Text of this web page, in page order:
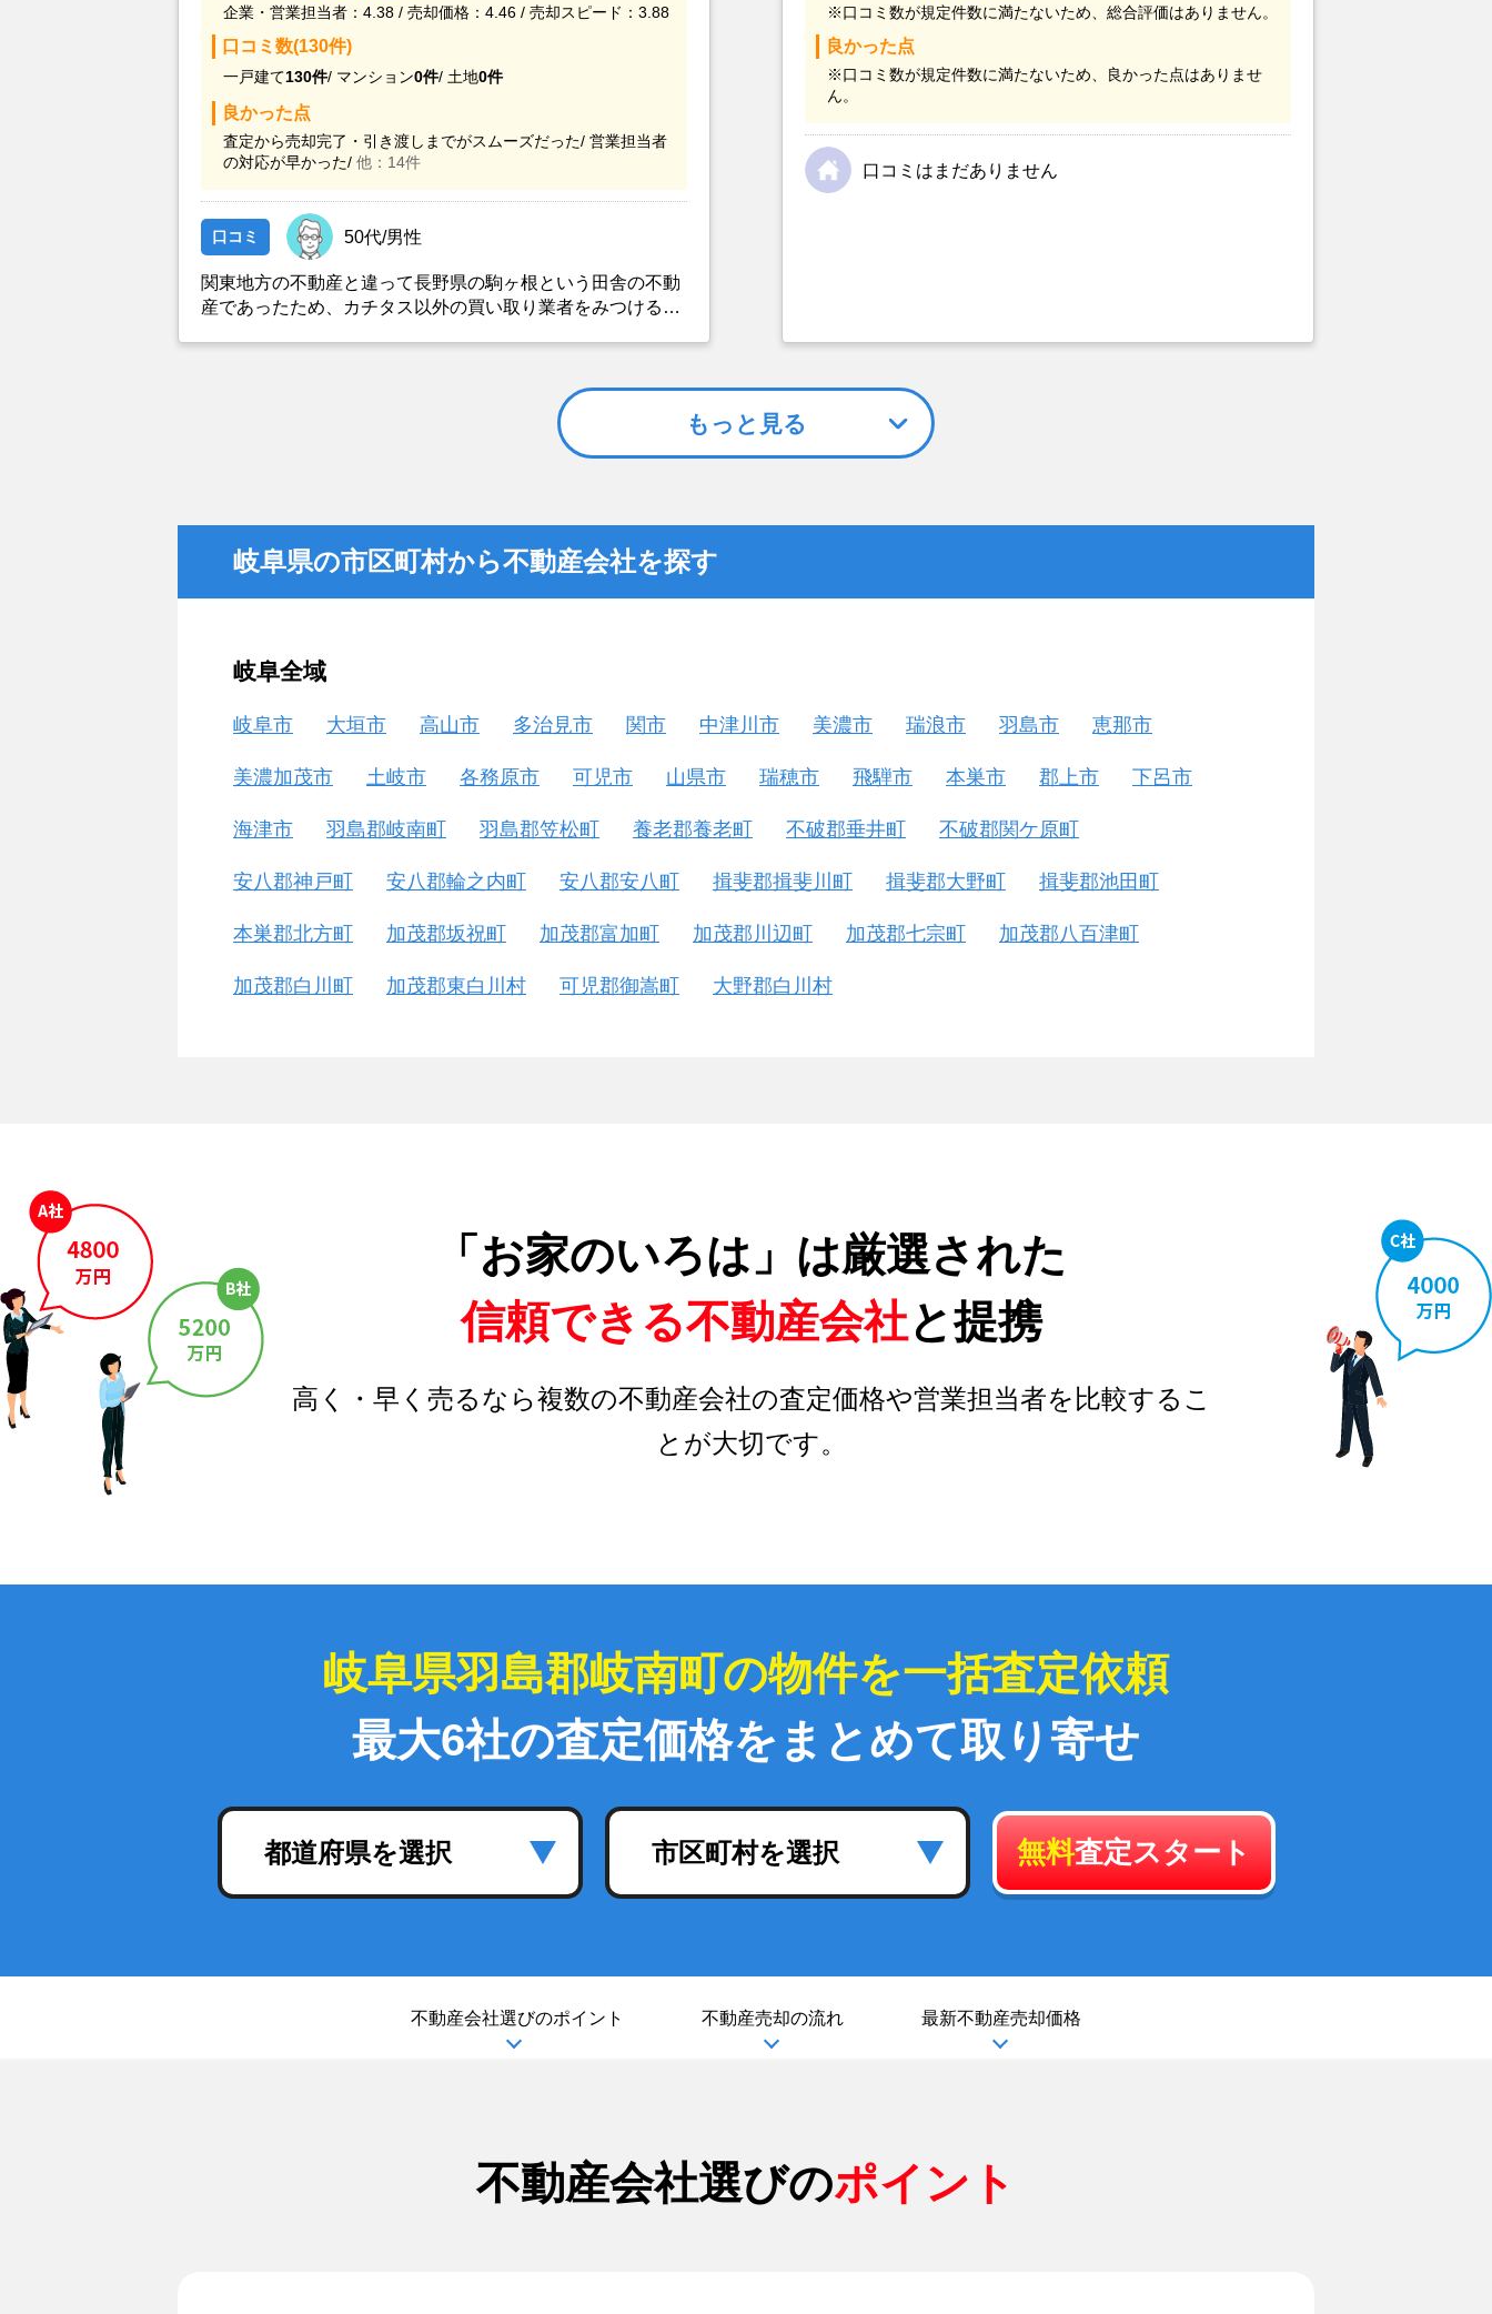
企業・営業担当者：4.38 / 売却価格：4.46 / 売却スピード：3.88
口コミ数(130件)
一戸建て130件/ マンション0件/ 土地0件
良かった点
査定から売却完了・引き渡しまでがスムーズだった/ 営業担当者
の対応が早かった/ 他：14件
口コミ 50代/男性
関東地方の不動産と違って長野県の駒ヶ根という田舎の不動
産であったため、カチタス以外の買い取り業者をみつけるこ
※口コミ数が規定件数に満たないため、総合評価はありません。
良かった点
※口コミ数が規定件数に満たないため、良かった点はありませ
ん。
口コミはまだありません
もっと見る
岐阜県の市区町村から不動産会社を探す
岐阜全域
岐阜市 大垣市 高山市 多治見市 関市 中津川市 美濃市 瑞浪市 羽島市 恵那市
美濃加茂市 土岐市 各務原市 可児市 山県市 瑞穂市 飛騨市 本巣市 郡上市 下呂市
海津市 羽島郡岐南町 羽島郡笠松町 養老郡養老町 不破郡垂井町 不破郡関ケ原町
安八郡神戸町 安八郡輪之内町 安八郡安八町 揖斐郡揖斐川町 揖斐郡大野町 揖斐郡池田町
本巣郡北方町 加茂郡坂祝町 加茂郡富加町 加茂郡川辺町 加茂郡七宗町 加茂郡八百津町
加茂郡白川町 加茂郡東白川村 可児郡御嵩町 大野郡白川村
「お家のいろは」は厳選された
信頼できる不動産会社と提携
高く・早く売るなら複数の不動産会社の査定価格や営業担当者を比較するこ
とが大切です。
岐阜県羽島郡岐南町の物件を一括査定依頼
最大6社の査定価格をまとめて取り寄せ
都道府県を選択 市区町村を選択 無料査定スタート
不動産会社選びのポイント 不動産売却の流れ 最新不動産売却価格
不動産会社選びのポイント